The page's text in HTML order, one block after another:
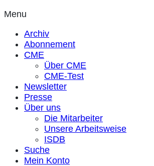
Menu
Archiv
Abonnement
CME
Über CME
CME-Test
Newsletter
Presse
Über uns
Die Mitarbeiter
Unsere Arbeitsweise
ISDB
Suche
Mein Konto